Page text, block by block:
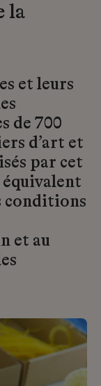
la
et leurs
de 700
d’art et
par cet
équivalent
conditions
et au